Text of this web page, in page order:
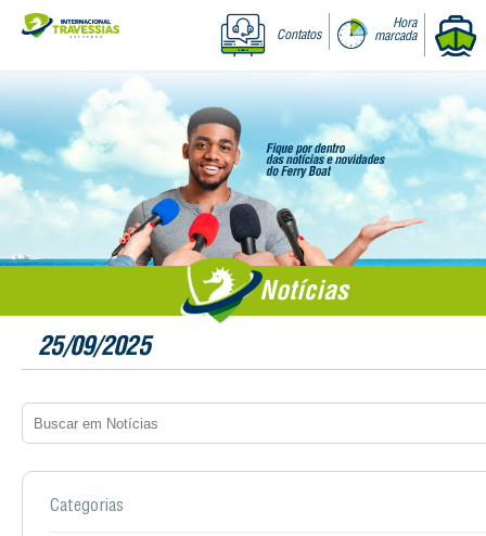
Contatos
Hora
marcada
Notícias
25/09/2025
Categorias